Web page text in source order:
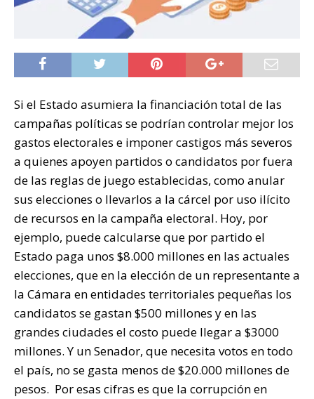
Si el Estado asumiera la financiación total de las
campañas políticas se podrían controlar mejor los
gastos electorales e imponer castigos más severos
a quienes apoyen partidos o candidatos por fuera
de las reglas de juego establecidas, como anular
sus elecciones o llevarlos a la cárcel por uso ilícito
de recursos en la campaña electoral. Hoy, por
ejemplo, puede calcularse que por partido el
Estado paga unos $8.000 millones en las actuales
elecciones, que en la elección de un representante a
la Cámara en entidades territoriales pequeñas los
candidatos se gastan $500 millones y en las
grandes ciudades el costo puede llegar a $3000
millones. Y un Senador, que necesita votos en todo
el país, no se gasta menos de $20.000 millones de
pesos. Por esas cifras es que la corrupción en